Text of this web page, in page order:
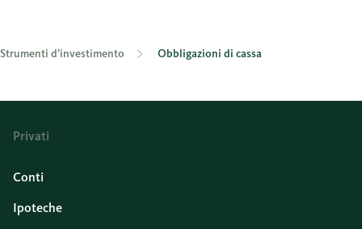
Strumenti d’investimento Obbligazioni di cassa
Privati
Conti
Ipoteche